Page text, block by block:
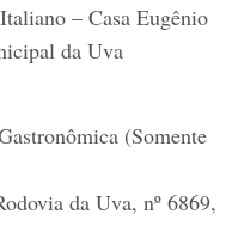
– Casa Eugênio
da Uva
(Somente
da Uva, nº 6869,